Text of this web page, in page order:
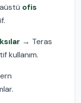
ofis
→ Teras
kullanım.